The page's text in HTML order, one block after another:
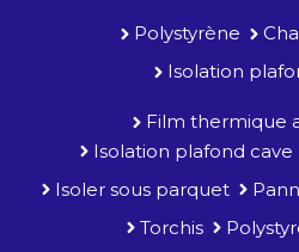
Polystyrène
Isolation
Film thermique
Isolation plafond cave
Isoler sous parquet
Torchis